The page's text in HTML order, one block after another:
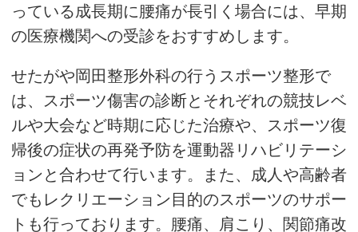
っている成長期に腰痛が長引く場合には、早期
の医療機関への受診をおすすめします。
せたがや岡田整形外科の行うスポーツ整形で
は、スポーツ傷害の診断とそれぞれの競技レベ
ルや大会など時期に応じた治療や、スポーツ復
帰後の症状の再発予防を運動器リハビリテーシ
ョンと合わせて行います。また、成人や高齢者
でもレクリエーション目的のスポーツのサポー
トも行っております。腰痛、肩こり、関節痛改